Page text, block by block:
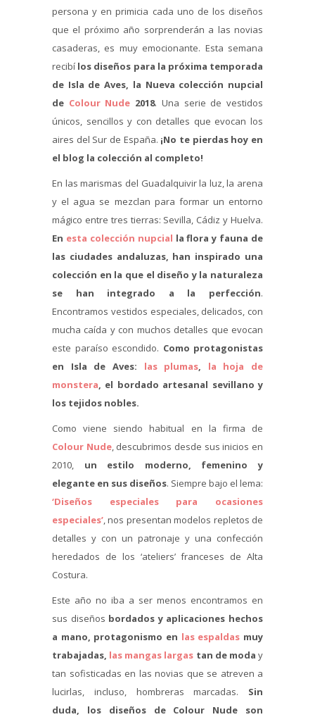
persona y en primicia cada uno de los diseños
que el próximo año sorprenderán a las novias
casaderas, es muy emocionante. Esta semana
recibí los diseños para la próxima temporada
de Isla de Aves, la Nueva colección nupcial
de Colour Nude 2018. Una serie de vestidos
únicos, sencillos y con detalles que evocan los
aires del Sur de España. ¡No te pierdas hoy en
el blog la colección al completo!
En las marismas del Guadalquivir la luz, la arena
y el agua se mezclan para formar un entorno
mágico entre tres tierras: Sevilla, Cádiz y Huelva.
En esta colección nupcial la flora y fauna de
las ciudades andaluzas, han inspirado una
colección en la que el diseño y la naturaleza
se han integrado a la perfección.
Encontramos vestidos especiales, delicados, con
mucha caída y con muchos detalles que evocan
este paraíso escondido. Como protagonistas
en Isla de Aves: las plumas, la hoja de
monstera, el bordado artesanal sevillano y
los tejidos nobles.
Como viene siendo habitual en la firma de
Colour Nude, descubrimos desde sus inicios en
2010, un estilo moderno, femenino y
elegante en sus diseños. Siempre bajo el lema:
‘Diseños especiales para ocasiones
especiales’, nos presentan modelos repletos de
detalles y con un patronaje y una confección
heredados de los ‘ateliers’ franceses de Alta
Costura.
Este año no iba a ser menos encontramos en
sus diseños bordados y aplicaciones hechos
a mano, protagonismo en las espaldas muy
trabajadas, las mangas largas tan de moda y
tan sofisticadas en las novias que se atreven a
lucirlas, incluso, hombreras marcadas. Sin
duda, los diseños de Colour Nude son